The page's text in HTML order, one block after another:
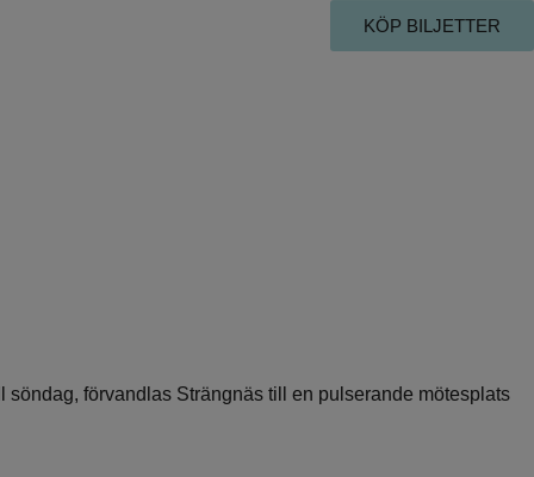
KÖP BILJETTER
förvandlas Strängnäs till en pulserande mötesplats